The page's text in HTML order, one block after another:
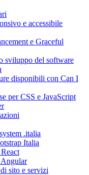
e accessibile
e Graceful
sviluppo del software
disponibili con Can I
per CSS e JavaScript
.italia
Italia
sito e servizi